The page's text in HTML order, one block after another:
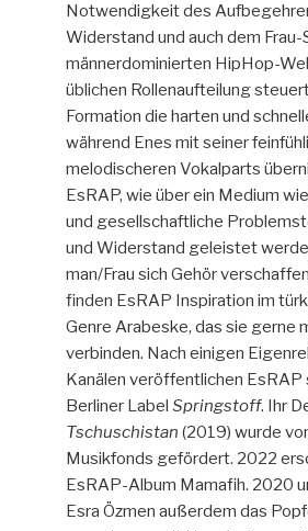
Notwendigkeit des
Widerstand und auch dem Frau-
männerdominierten HipHop-
üblichen Rollenaufteilung
Formation die harten und
während Enes mit seiner
melodischeren Vokalparts
EsRAP, wie über ein Medium
und gesellschaftliche
und Widerstand geleistet
man/Frau sich Gehör
finden EsRAP Inspiration im
Genre Arabeske, das sie gerne
verbinden. Nach einigen
Kanälen veröffentlichen
Berliner Label Springstoff. Ihr
Tschuschistan (2019) wurde
Musikfonds gefördert. 2022
EsRAP-Album Mamafih. 2020
Esra Özmen außerdem das